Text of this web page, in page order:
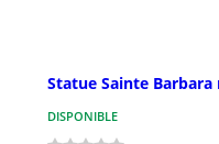
Statue Sainte
DISPONIBLE